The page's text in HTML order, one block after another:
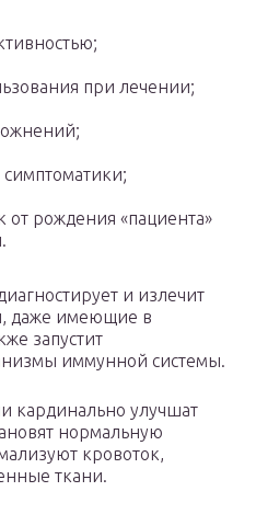
при лечении;
симптоматики;
рождения «пациента»
и излечит
даже имеющие в
запустит
иммунной системы.
кардинально улучшат
нормальную
кровоток,
ткани.